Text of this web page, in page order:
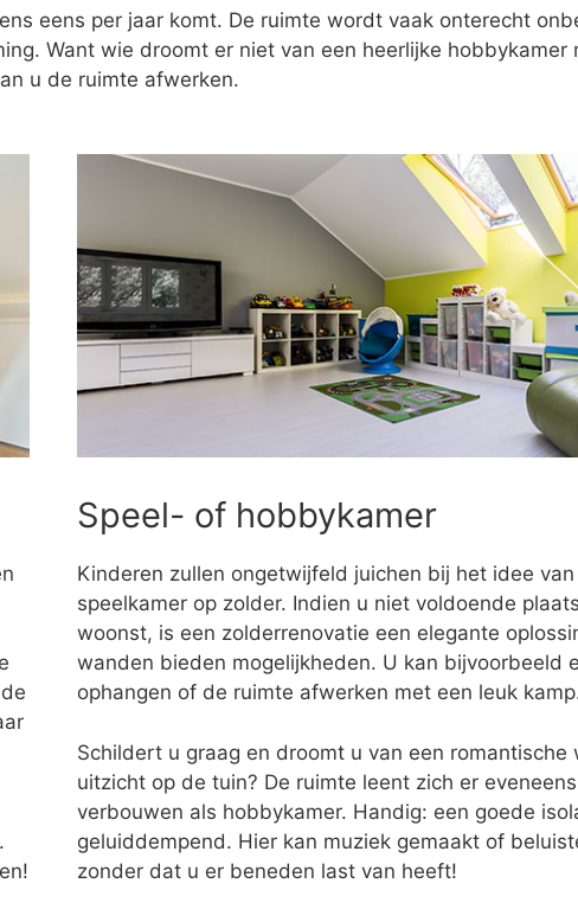
eens per jaar komt. De ruimte wordt vaak onterecht
Want wie droomt er niet van een heerlijke hobbykamer
u de ruimte afwerken.
Speel- of hobbykamer
Kinderen zullen ongetwijfeld juichen bij het idee
speelkamer op zolder. Indien u niet voldoende
woonst, is een zolderrenovatie een elegante
wanden bieden mogelijkheden. U kan bijvoorbeeld
ophangen of de ruimte afwerken met een leuk
Schildert u graag en droomt u van een romantische
uitzicht op de tuin? De ruimte leent zich er
verbouwen als hobbykamer. Handig: een goede
geluiddempend. Hier kan muziek gemaakt of
zonder dat u er beneden last van heeft!